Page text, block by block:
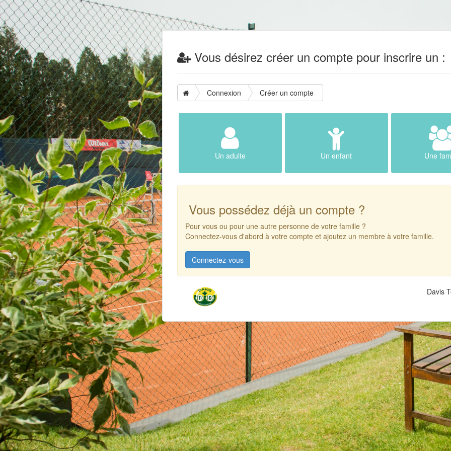
Vous désirez créer un compte pour inscrire un :
Connexion Créer un compte
Un adulte Un enfant Une
Vous possédez déjà un compte ?
Pour vous ou pour une autre personne de votre famille ?
Connectez-vous d'abord à votre compte et ajoutez un membre à votre famille.
Connectez-vous
Davis